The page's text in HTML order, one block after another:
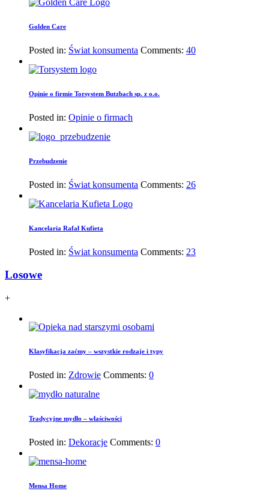
Golden Care
Posted in: Świat konsumenta Comments: 40
Opinie o firmie Torsystem Butzbach sp. z o.o.
Posted in: Opinie o firmach
Przebudzenie
Posted in: Świat konsumenta Comments: 26
Kancelaria Rafał Kufieta
Posted in: Świat konsumenta Comments: 23
Losowe
+
Klasyfikacja zaćmy – wszystkie rodzaje i typy
Posted in: Zdrowie Comments: 0
Tradycyjne mydło – właściwości
Posted in: Dekoracje Comments: 0
Mensa Home